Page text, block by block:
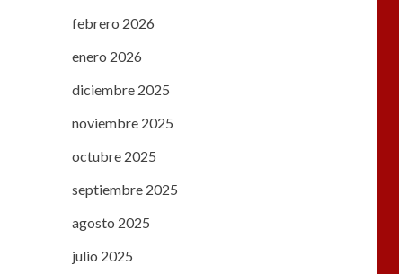
febrero 2026
enero 2026
diciembre 2025
noviembre 2025
octubre 2025
septiembre 2025
agosto 2025
julio 2025